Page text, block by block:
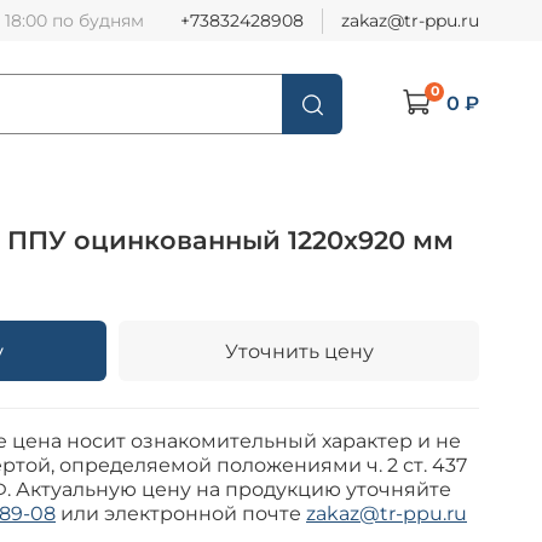
18:00 по будням +73832428908 zakaz@tr-ppu.ru
0 0 ₽
ППУ оцинкованный 1220х920 мм
Уточнить цену
цена носит ознакомительный характер и не
определяемой положениями ч. 2 ст. 437
Актуальную цену на продукцию уточняйте
08 или электронной почте zakaz@tr-ppu.ru